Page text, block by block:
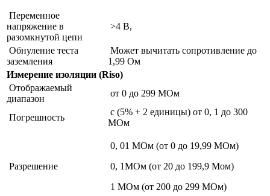
Переменное
напряжение в
разомкнутой цепи
>4 B,
Обнуление теста
заземления
Может вычитать сопротивление до
1,99 Ом
Измерение изоляции (Riso)
Отображаемый
диапазон
от 0 до 299 МОм
Погрешность
с (5% + 2 единицы) от 0, 1 до 300
МОм
Разрешение
0, 01 МОм (от 0 до 19,99 МОм)
0, 1МОм (от 20 до 199,9 Мом)
1 МОм (от 200 до 299 МОм)